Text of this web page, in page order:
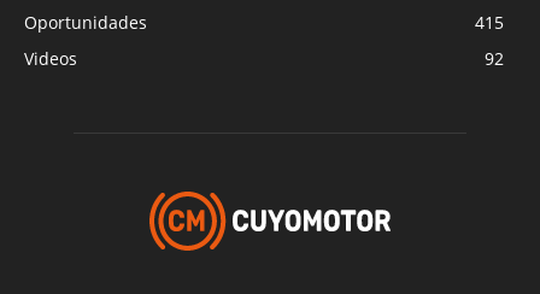
Oportunidades
415
Videos
92